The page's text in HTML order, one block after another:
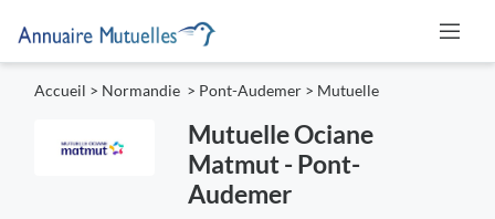
Accueil > Normandie > Pont-Audemer > Mutuelle
Mutuelle Ociane
Matmut - Pont-
Audemer